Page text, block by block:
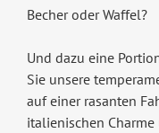
Becher oder Waffel?
Und dazu eine
Sie unsere
auf einer rasanten
italienischen